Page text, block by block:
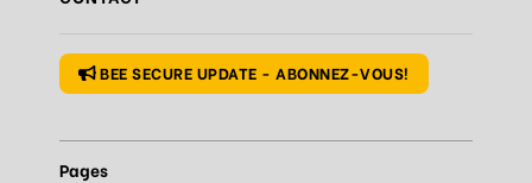
BEE SECURE UPDATE - ABONNEZ-VOUS!
Pages